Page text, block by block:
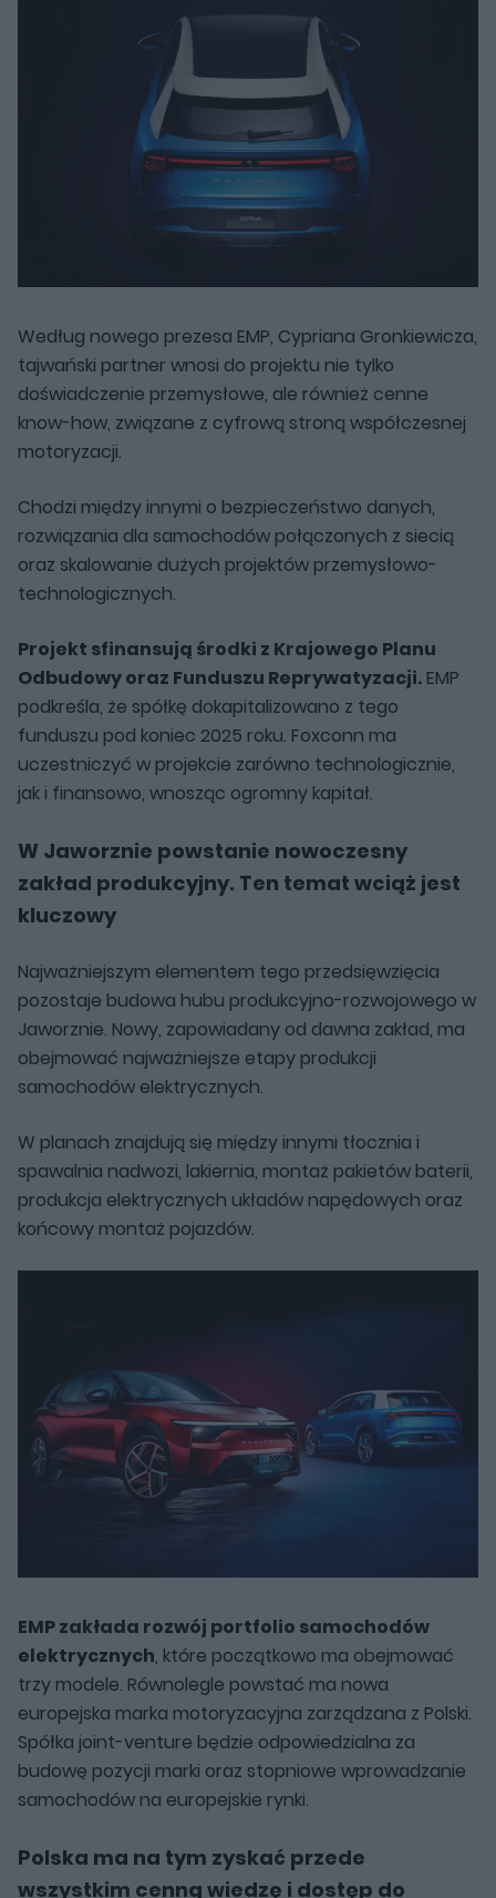
Według nowego prezesa EMP, Cypriana Gronkiewicza,
tajwański partner wnosi do projektu nie tylko
doświadczenie przemysłowe, ale również cenne
know-how, związane z cyfrową stroną współczesnej
motoryzacji.
Chodzi między innymi o bezpieczeństwo danych,
rozwiązania dla samochodów połączonych z siecią
oraz skalowanie dużych projektów przemysłowo-
technologicznych.
Projekt sfinansują środki z Krajowego Planu
Odbudowy oraz Funduszu Reprywatyzacji. EMP
podkreśla, że spółkę dokapitalizowano z tego
funduszu pod koniec 2025 roku. Foxconn ma
uczestniczyć w projekcie zarówno technologicznie,
jak i finansowo, wnosząc ogromny kapitał.
W Jaworznie powstanie nowoczesny
zakład produkcyjny. Ten temat wciąż jest
kluczowy
Najważniejszym elementem tego przedsięwzięcia
pozostaje budowa hubu produkcyjno-rozwojowego w
Jaworznie. Nowy, zapowiadany od dawna zakład, ma
obejmować najważniejsze etapy produkcji
samochodów elektrycznych.
W planach znajdują się między innymi tłocznia i
spawalnia nadwozi, lakiernia, montaż pakietów baterii,
produkcja elektrycznych układów napędowych oraz
końcowy montaż pojazdów.
EMP zakłada rozwój portfolio samochodów
elektrycznych, które początkowo ma obejmować
trzy modele. Równolegle powstać ma nowa
europejska marka motoryzacyjna zarządzana z Polski.
Spółka joint-venture będzie odpowiedzialna za
budowę pozycji marki oraz stopniowe wprowadzanie
samochodów na europejskie rynki.
Polska ma na tym zyskać przede
wszystkim cenną wiedzę i dostęp do